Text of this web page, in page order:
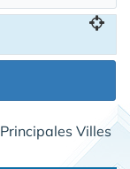
Principales Villes